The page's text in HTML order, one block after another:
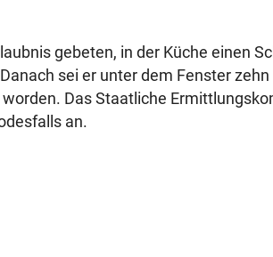
gebeten, in der Küche einen
sei er unter dem Fenster zehn
Das Staatliche
an.